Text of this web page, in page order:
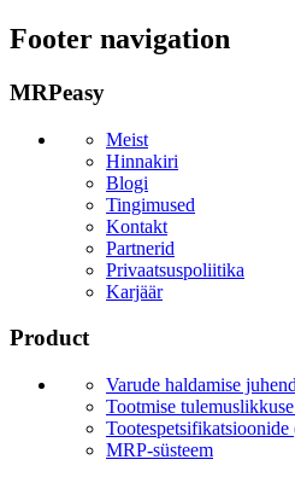
Footer navigation
MRPeasy
Meist
Hinnakiri
Blogi
Tingimused
Kontakt
Partnerid
Privaatsuspoliitika
Karjäär
Product
Varude haldamise
Tootmise
MRP-süsteem